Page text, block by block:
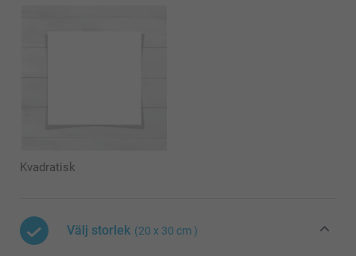
Kvadratisk
Välj storlek (20 x 30 cm )